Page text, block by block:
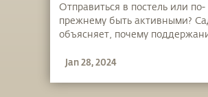
Отправиться в постель или по-
прежнему быть активными?
объясняет, почему
здоровья.
Jan 28, 2024